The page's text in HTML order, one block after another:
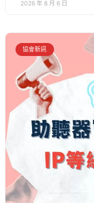
2026 年 8 月 6 日
協會新訊